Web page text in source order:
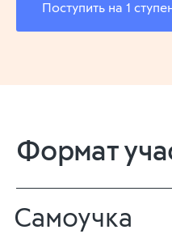
Поступить на 1
Формат
Самоучка